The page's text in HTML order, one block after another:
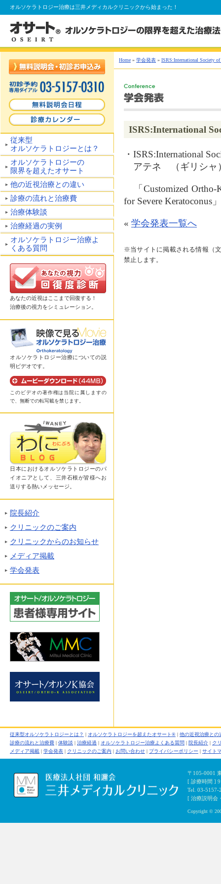
オルソケラトロジー治療は三井メディカルクリニックから始まった！
従来型
オルソケラトロジーとは？
オルソケラトロジーの
限界を超えたオサート
他の近視治療との違い
診療の流れと治療費
治療体験談
治療経過の実例
オルソケラトロジー治療よ
くある質問
あなたの近視はここまで回復する！
治療後の視力をシミュレーション。
オルソケラトロジー治療についての説
明ビデオです。
このビデオの著作権は当院に属しますの
で、無断での転写載を禁じます。
日本におけるオルソケラトロジーのパ
イオニアとして、三井石根が皆様へお
送りする熱いメッセージ。
院長紹介
クリニックのご案内
クリニックからのお知らせ
メディア掲載
学会発表
Home » 学会発表 » ISRS:International Society of
ISRS:International
・ISRS:International
アテネ （ギリシャ
「Customized Ortho-
for Severe Keratoconus」
« 学会発表一覧へ
※当サイトに掲載される情報（
禁止します。
従来型オルソケラトロジーとは？ | オルソケラトロジーを超えたオサート® | 他の近視治療との
診療の流れと治療費 | 体験談 | 治療経過 | オルソケラトロジー治療よくある質問 | 院長紹介 | ク
メディア掲載 | 学会発表 | クリニックのご案内 | お問い合わせ | プライバシーポリシー | サイト
〒105-0001
[ 診療時間 ]
Tel. 03-5157-
[ 治療説明会
Copyright ©